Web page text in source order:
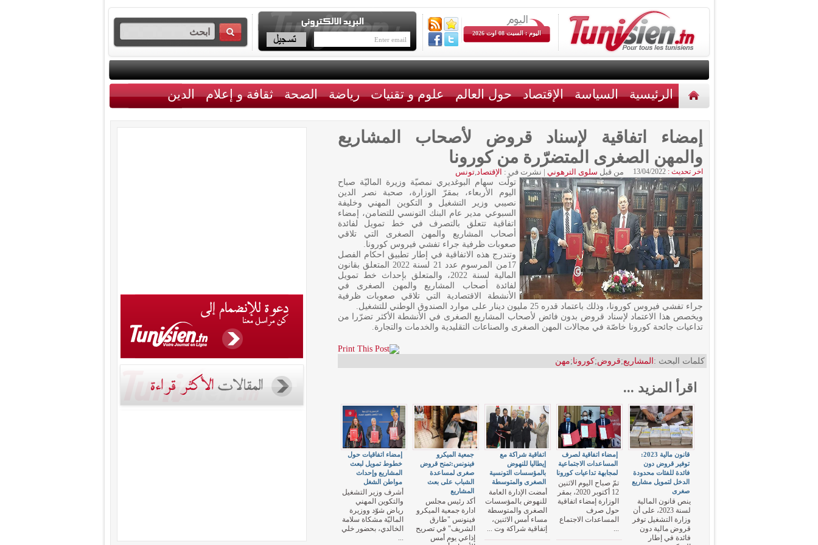
اليوم : السبت 08 اوت 2026
الرئيسية السياسة الإقتصاد حول العالم علوم و تقنيات رياضة الصحة ثقافة و إعلام الدين
إمضاء اتفاقية لإسناد قروض لأصحاب المشاريع
والمهن الصغرى المتضرّرة من كورونا
اخر تحديث : 13/04/2022 من قبل سلوى الترهوني | نشرت في : الإقتصاد,تونس
تولّت سهام البوغديري نمصيّة وزيرة الماليّة صباح
اليوم الأربعاء، بمقرّ الوزارة، صحبة نصر الدين
نصيبي وزير التشغيل و التكوين المهني وخليفة
السبوعي مدير عام البنك التونسي للتضامن، إمضاء
اتفاقية تتعلق بالتصرف في خط تمويل لفائدة
أصحاب المشاريع والمهن الصغرى التي تلاقي
صعوبات ظرفية جراء تفشي فيروس كورونا.
وتندرج هذه الاتفاقية في إطار تطبيق احكام الفصل
17من المرسوم عدد 21 لسنة 2022 المتعلق بقانون
المالية لسنة 2022، والمتعلق بإحداث خط تمويل
لفائدة أصحاب المشاريع والمهن الصغرى في
الأنشطة الاقتصادية التي تلاقي صعوبات ظرفية
جراء تفشي فيروس كورونا، وذلك باعتماد قدره 25 مليون دينار على موارد الصندوق الوطني للتشغيل.
ويخصص هذا الاعتماد لإسناد قروض بدون فائض لأصحاب المشاريع الصغرى في الأنشطة الأكثر تضرّرا من
تداعيات جائحة كورونا خاصّة في مجالات المهن الصغرى والصناعات التقليدية والخدمات والتجارة.
كلمات البحث : المشاريع;قروض;كورونا;مهن
اقرأ المزيد ...
إمضاء اتفاقيات حول
خطوط تمويل لبعث
المشاريع وإحداث
مواطن الشغل
أشرف وزير التشغيل
والتكوين المهني
رياض شوّد ووزيرة
الماليّة مشكاة سلامة
الخالدي، بحضور خلي
...
جمعية الميكرو
فينونس:تمنح قروض
صغرى لمساعدة
الشباب على بعث
المشاريع
أكد رئيس مجلس
ادارة جمعية الميكرو
فينونس "طارق
الشريف" في تصريح
إذاعي يوم أمس
اتفاقية شراكة مع
إيطاليا للنهوض
بالمؤسسات التونسية
الصغرى والمتوسطة
أمضت الإدارة العامة
للنهوض بالمؤسسات
الصغرى والمتوسطة
مساء أمس الاثنين،
إتفاقية شراكة وت ...
إمضاء اتفاقية لصرف
المساعدات الاجتماعية
لمجابهة تداعيات كورونا
تمّ صباح اليوم الاثنين
12 أكتوبر 2020، بمقر
الوزارة إمضاء اتفاقية
حول صرف
المساعدات الاجتماع
...
قانون مالية 2023:
توفير قروض دون
فائدة للفئات محدودة
الدخل لتمويل مشاريع
صغرى
ينص قانون المالية
لسنة 2023، على أن
وزارة التشغيل توفر
قروض مالية دون
فائدة في إطار